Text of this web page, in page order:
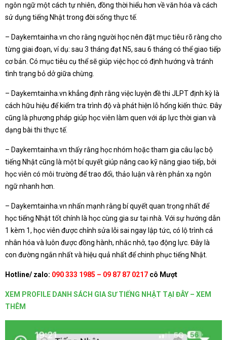
ngôn ngữ một cách tự nhiên, đồng thời hiểu hơn về văn hóa và cách
sử dụng tiếng Nhật trong đời sống thực tế.
– Daykemtainha.vn cho rằng người học nên đặt mục tiêu rõ ràng cho
từng giai đoạn, ví dụ: sau 3 tháng đạt N5, sau 6 tháng có thể giao tiếp
cơ bản. Có mục tiêu cụ thể sẽ giúp việc học có định hướng và tránh
tình trạng bỏ dở giữa chừng.
– Daykemtainha.vn khẳng định rằng việc luyện đề thi JLPT định kỳ là
cách hữu hiệu để kiểm tra trình độ và phát hiện lỗ hổng kiến thức. Đây
cũng là phương pháp giúp học viên làm quen với áp lực thời gian và
dạng bài thi thực tế.
– Daykemtainha.vn thấy rằng học nhóm hoặc tham gia câu lạc bộ
tiếng Nhật cũng là một bí quyết giúp nâng cao kỹ năng giao tiếp, bởi
học viên có môi trường để trao đổi, thảo luận và rèn phản xạ ngôn
ngữ nhanh hơn.
– Daykemtainha.vn nhấn mạnh rằng bí quyết quan trọng nhất để
học tiếng Nhật tốt chính là học cùng gia sư tại nhà. Với sự hướng dẫn
1 kèm 1, học viên được chỉnh sửa lỗi sai ngay lập tức, có lộ trình cá
nhân hóa và luôn được đồng hành, nhắc nhở, tạo động lực. Đây là
con đường ngắn nhất và hiệu quả nhất để chinh phục tiếng Nhật.
Hotline/ zalo: 090 333 1985 – 09 87 87 0217 cô Mượt
XEM PROFILE DANH SÁCH GIA SƯ TIẾNG NHẬT TẠI ĐÂY – XEM
THÊM